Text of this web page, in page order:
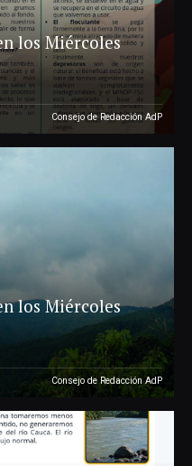
los Miércoles
Consejo de Redacción AdP
los Miércoles
Consejo de Redacción AdP